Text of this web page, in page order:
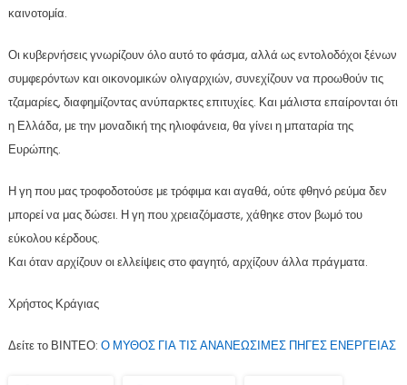
καινοτομία.
Οι κυβερνήσεις γνωρίζουν όλο αυτό το φάσμα, αλλά ως εντολοδόχοι ξένων
συμφερόντων και οικονομικών ολιγαρχιών, συνεχίζουν να προωθούν τις
τζαμαρίες, διαφημίζοντας ανύπαρκτες επιτυχίες. Και μάλιστα επαίρονται ότι
η Ελλάδα, με την μοναδική της ηλιοφάνεια, θα γίνει η μπαταρία της
Ευρώπης.
Η γη που μας τροφοδοτούσε με τρόφιμα και αγαθά, ούτε φθηνό ρεύμα δεν
μπορεί να μας δώσει. Η γη που χρειαζόμαστε, χάθηκε στον βωμό του
εύκολου κέρδους.
Και όταν αρχίζουν οι ελλείψεις στο φαγητό, αρχίζουν άλλα πράγματα.
Χρήστος Κράγιας
Δείτε το ΒΙΝΤΕΟ: Ο ΜΥΘΟΣ ΓΙΑ ΤΙΣ ΑΝΑΝΕΩΣΙΜΕΣ ΠΗΓΕΣ ΕΝΕΡΓΕΙΑΣ